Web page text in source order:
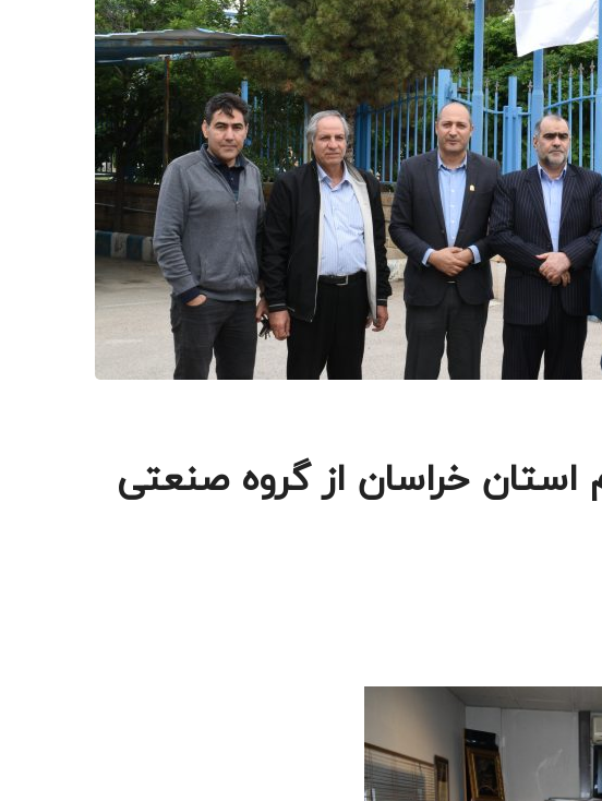
استان خراسان از گروه صنعتی